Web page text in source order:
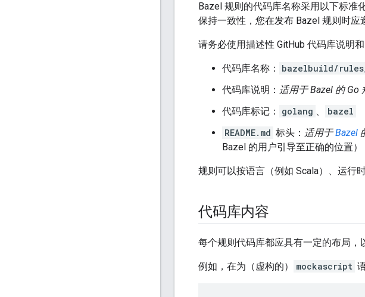
Bazel 规则的代码库名称采用以下标准
保持一致性，您在发布 Bazel 规则时应
请务必使用描述性 GitHub 代码库说明和
代码库名称：
bazelbuild/
代码库说明： 适用于 Bazel 的 Go
代码库标记：
golang 、
bazel
README.md 标头： 适用于Bazel
Bazel 的用户引导至正确的位置）
规则可以按语言（例如 Scala）、运行
代码库内容
每个规则代码库都应具有一定的布局，
例如，在为（虚构的） mockascript